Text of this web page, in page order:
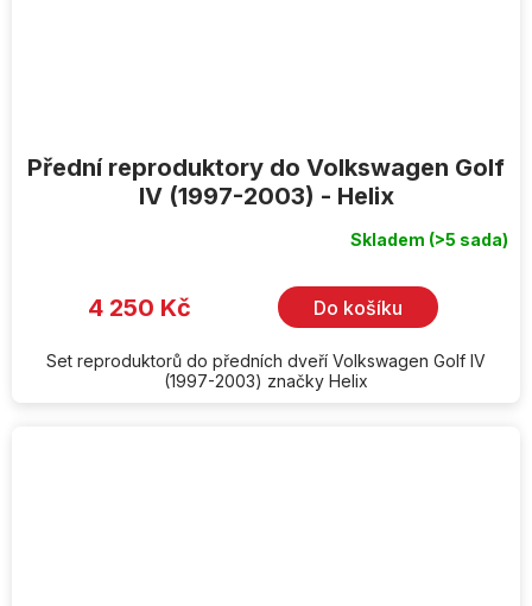
Přední reproduktory do Volkswagen Golf
IV (1997-2003) - Helix
Skladem (>5 sada)
4 250 Kč Do košíku
Set reproduktorů do předních dveří Volkswagen Golf IV
(1997-2003) značky Helix